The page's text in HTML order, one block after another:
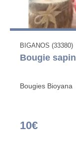
BIGANOS (33380)
Bougie sapin
Bougies Bioyana
10€